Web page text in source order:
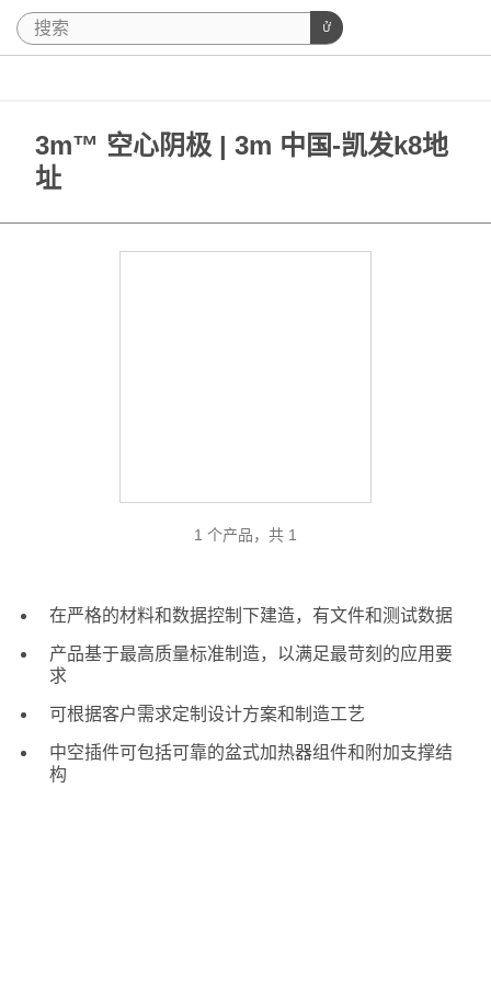
3m™ 空心阴极 | 3m 中国-凯发k8地
址
1 个产品，共 1
在严格的材料和数据控制下建造，有文件和测试数据
产品基于最高质量标准制造，以满足最苛刻的应用要
求
可根据客户需求定制设计方案和制造工艺
中空插件可包括可靠的盆式加热器组件和附加支撑结
构